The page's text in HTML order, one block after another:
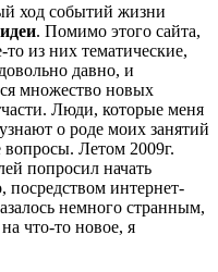
ход событий жизни
. Помимо этого сайта,
то из них тематические,
давно, и
множество новых
Люди, которые меня
о роде моих занятий
вопросы. Летом 2009г.
попросил начать
посредством интернет-
немного странным,
что-то новое, я